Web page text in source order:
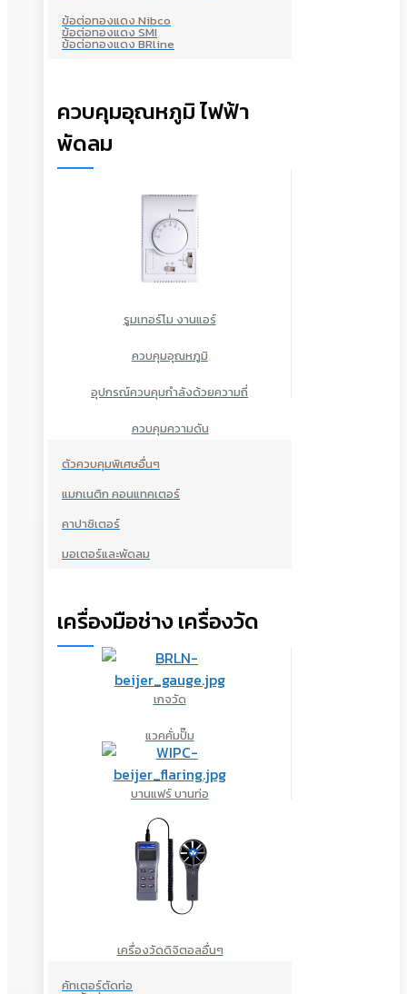
ข้อต่อทองแดง Nibco
ข้อต่อทองแดง SMI
ข้อต่อทองแดง BRline
ควบคุมอุณหภูมิ ไฟฟ้า
พัดลม
รูมเทอร์โม งานแอร์
ควบคุมอุณหภูมิ
อุปกรณ์ควบคุมกำลังด้วยความถี่
ควบคุมความดัน
ตัวควบคุมพิเศษอื่นๆ
แมกเนติก คอนแทคเตอร์
คาปาซิเตอร์
มอเตอร์และพัดลม
เครื่องมือช่าง เครื่องวัด
เกจวัด
แวคคั่มปั๊ม
บานแฟร์ บานท่อ
เครื่องวัดดิจิตอลอื่นๆ
คัทเตอร์ตัดท่อ